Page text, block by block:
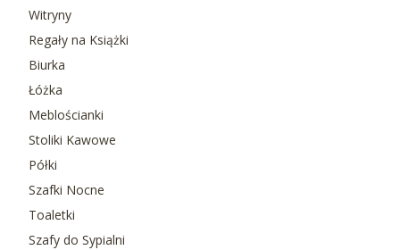
Witryny
Regały na Książki
Biurka
Łóżka
Meblościanki
Stoliki Kawowe
Półki
Szafki Nocne
Toaletki
Szafy do Sypialni